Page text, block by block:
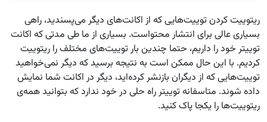
ریتوییت‌ کردن توییت‌هایی که از اکانت‌های دیگر می‌پسندید، راهی
بسیاری عالی برای انتشار محتواست. بسیاری از ما طی مدتی که اکانت
توییتر خود را داریم، حتما چندین بار توییت‌‌های مختلف را ریتوییت
کردیم. با این حال ممکن است به نتیجه برسید که دیگر نمی‌خواهید
توییت‌‌هایی که از دیگران بازنشر کرده‌اید، دیگر در اکانت شما نمایش
داده شوند. متاسفانه توییتر راه حلی در خود ندارد که بتوانید همه‌ی
ریتوییت‌ها را یکجا پاک کنید.